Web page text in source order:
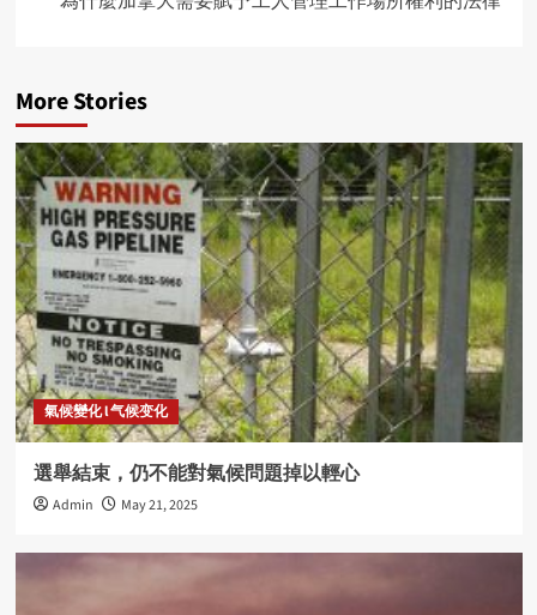
More Stories
氣候變化 l 气候变化
選舉結束，仍不能對氣候問題掉以輕心
Admin May 21, 2025